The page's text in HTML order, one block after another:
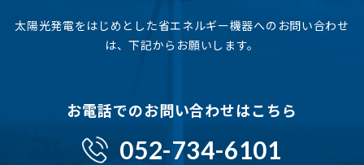
太陽光発電をはじめとした省エネルギー機器へのお問い合わせ
は、下記からお願いします。
お電話でのお問い合わせはこちら
052-734-6101